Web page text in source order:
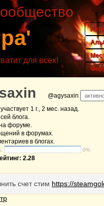
для всех!
@agysaxin
участвует 1 г., 2 мес. назад.
блога.
форуме.
в форумах.
в блогах.
0%
2.28
счет стим https://